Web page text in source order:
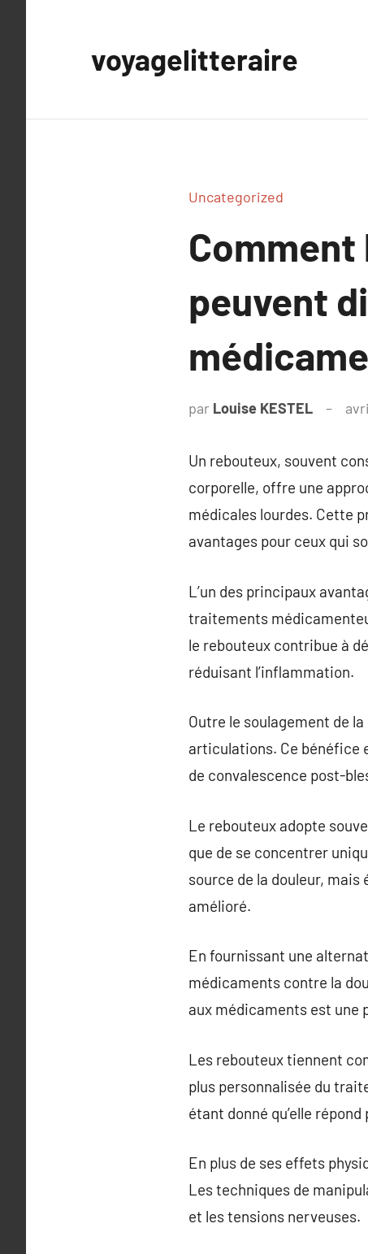
voyagelitteraire
Uncategorized
peuvent
par Louise KESTEL
Un rebouteux, souvent
corporelle, offre une
médicales lourdes. Cette
avantages pour ceux qui
L’un des principaux
traitements
le rebouteux contribue à
réduisant l’inflammation.
Outre le soulagement de
articulations. Ce bénéfice
de convalescence post-
Le rebouteux adopte
que de se concentrer
source de la douleur,
amélioré.
En fournissant une
médicaments contre la
aux médicaments est
Les rebouteux tiennent
plus personnalisée du
étant donné qu’elle
En plus de ses effets
Les techniques de
et les tensions nerveuses.